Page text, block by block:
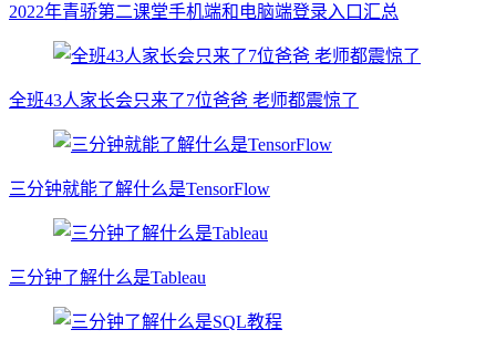
2022年青骄第二课堂手机端和电脑端登录入口汇总
全班43人家长会只来了7位爸爸 老师都震惊了
三分钟就能了解什么是TensorFlow
三分钟了解什么是Tableau